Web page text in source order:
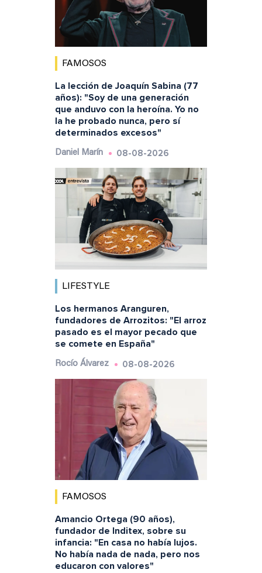
FAMOSOS
La lección de Joaquín Sabina (77
años): "Soy de una generación
que anduvo con la heroína. Yo no
la he probado nunca, pero sí
determinados excesos"
Daniel Marín 08-08-2026
LIFESTYLE
Los hermanos Aranguren,
fundadores de Arrozitos: "El arroz
pasado es el mayor pecado que
se comete en España"
Rocío Álvarez 08-08-2026
FAMOSOS
Amancio Ortega (90 años),
fundador de Inditex, sobre su
infancia: "En casa no había lujos.
No había nada de nada, pero nos
educaron con valores"